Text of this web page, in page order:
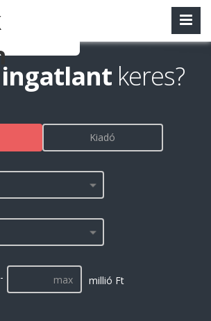
ingatlant keres?
Kiadó
-
millió Ft